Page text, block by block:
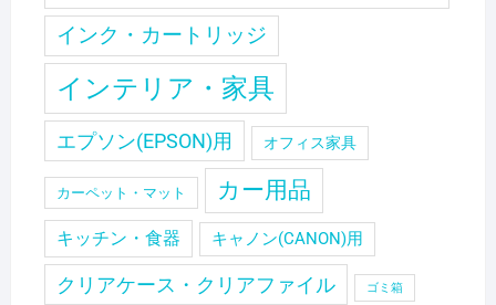
インク・カートリッジ
インテリア・家具
エプソン(EPSON)用 オフィス家具
カーペット・マット カー用品
キッチン・食器 キャノン(CANON)用
クリアケース・クリアファイル ゴミ箱